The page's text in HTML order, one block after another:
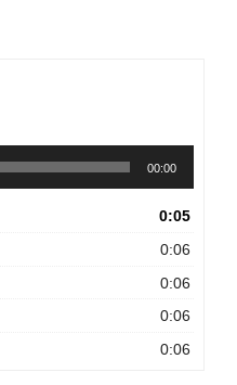
00:00
0:05
0:06
0:06
0:06
0:06